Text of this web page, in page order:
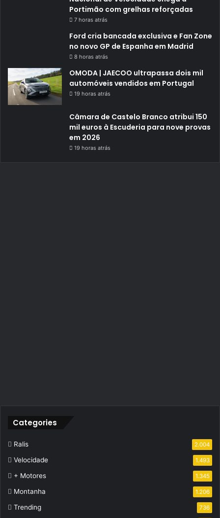
Portimão com grelhas reforçadas
7 horas atrás
Ford cria bancada exclusiva e Fan Zone
no novo GP de Espanha em Madrid
8 horas atrás
OMODA | JAECOO ultrapassa dois mil
automóveis vendidos em Portugal
19 horas atrás
Câmara de Castelo Branco atribui 150
mil euros à Escuderia para nove provas
em 2026
19 horas atrás
Categories
Ralis 2.004
Velocidade 1.493
+ Motores 1.345
Montanha 1.206
Trending 736